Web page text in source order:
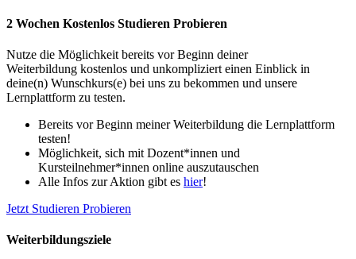
2 Wochen Kostenlos Studieren Probieren
Nutze die Möglichkeit bereits vor Beginn deiner
Weiterbildung kostenlos und unkompliziert einen Einblick in
deine(n) Wunschkurs(e) bei uns zu bekommen und unsere
Lernplattform zu testen.
Bereits vor Beginn meiner Weiterbildung die Lernplattform
testen!
Möglichkeit, sich mit Dozent*innen und
Kursteilnehmer*innen online auszutauschen
Alle Infos zur Aktion gibt es hier!
Jetzt Studieren Probieren
Weiterbildungsziele